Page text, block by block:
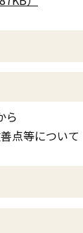
ら
点等について